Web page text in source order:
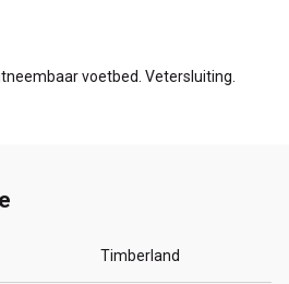
voetbed. Vetersluiting.
Timberland